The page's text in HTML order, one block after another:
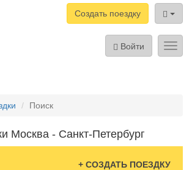
Создать поездку
Войти
Поиск
Москва - Санкт-Петербург
+ СОЗДАТЬ ПОЕЗДКУ